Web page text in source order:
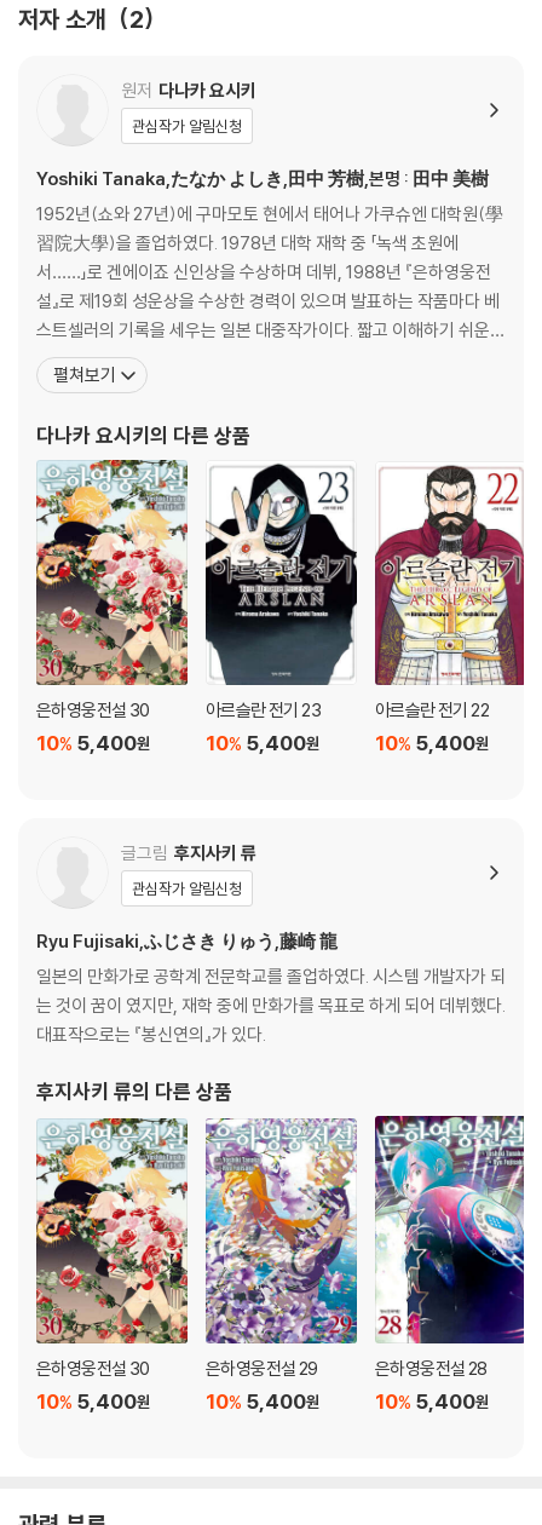
저자 소개 2
원저 다나카 요시키
관심작가 알림신청
Yoshiki Tanaka,たなか よしき,田中 芳樹,본명 : 田中 美樹
1952년(쇼와 27년)에 구마모토 현에서 태어나 가쿠슈엔 대학원(學
習院大學)을 졸업하였다. 1978년 대학 재학 중 「녹색 초원에
서……」로 겐에이죠 신인상을 수상하며 데뷔, 1988년 『은하영웅전
설』로 제19회 성운상을 수상한 경력이 있으며 발표하는 작품마다 베
스트셀러의 기록을 세우는 일본 대중작가이다. 짧고 이해하기 쉬운
간결한 문체와 상호연관관계가 전혀 흐트러지지 않는 짜임새있는 일
관된 구조로 스토리의 호흡을 매끄럽게 이어간다는 평을 받고 있다.
품은 모두 애니메이션으로 제작되었다. 특히 일본에서만 950
펼쳐보기
다나카 요시키 의 다른 상품
은하영웅전설 30
5,400원
10%
아르슬란 전기 23
5,400원
10%
아르슬란 전기 22
5,400원
10%
글그림 후지사키 류
관심작가 알림신청
Ryu Fujisaki,ふじさき りゅう,藤崎 龍
일본의 만화가로 공학계 전문학교를 졸업하였다. 시스템 개발자가 되
는 것이 꿈이 였지만, 재학 중에 만화가를 목표로 하게 되어 데뷔했다.
대표작으로는 『봉신연의』가 있다.
후지사키 류의 다른 상품
은하영웅전설 30
5,400원
10%
은하영웅전설 29
5,400원
10%
은하영웅전설 28
5,400원
10%